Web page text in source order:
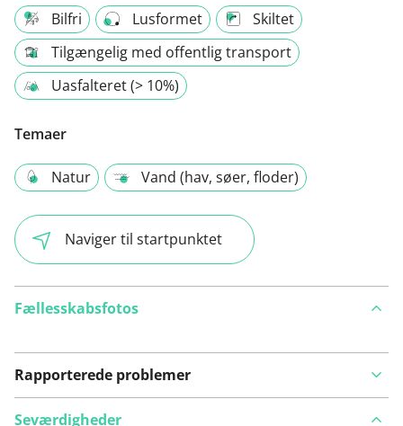
Bilfri Lusformet
Skiltet
Tilgængelig med offentlig transport
Uasfalteret (> 10%)
Temaer
Natur Vand (hav, søer, floder)
Naviger til startpunktet
Fællesskabsfotos
Rapporterede problemer
Seværdigheder